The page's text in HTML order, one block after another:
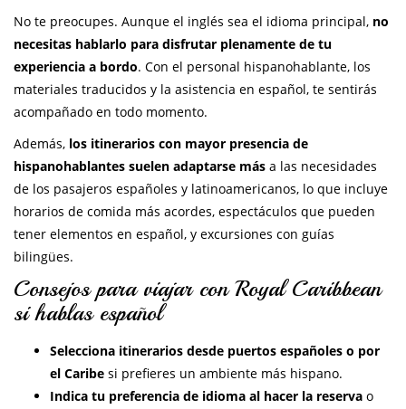
No te preocupes. Aunque el inglés sea el idioma principal, no
necesitas hablarlo para disfrutar plenamente de tu
experiencia a bordo. Con el personal hispanohablante, los
materiales traducidos y la asistencia en español, te sentirás
acompañado en todo momento.
Además, los itinerarios con mayor presencia de
hispanohablantes suelen adaptarse más a las necesidades
de los pasajeros españoles y latinoamericanos, lo que incluye
horarios de comida más acordes, espectáculos que pueden
tener elementos en español, y excursiones con guías
bilingües.
Consejos para viajar con Royal Caribbean
si hablas español
Selecciona itinerarios desde puertos españoles o por
el Caribe si prefieres un ambiente más hispano.
Indica tu preferencia de idioma al hacer la reserva o